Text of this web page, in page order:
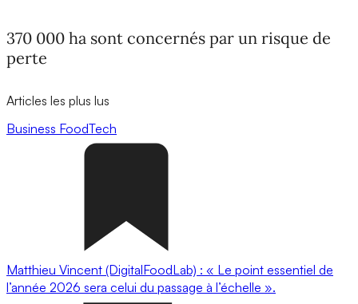
370 000 ha sont concernés par un risque de
perte
Articles les plus lus
Business FoodTech
Matthieu Vincent (DigitalFoodLab) : « Le point essentiel de
l’année 2026 sera celui du passage à l’échelle ».